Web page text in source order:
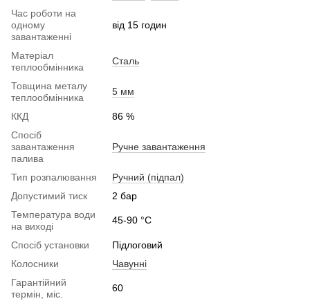
Час роботи на
одному
завантаженні
від 15 годин
Матеріал
теплообмінника
Сталь
Товщина металу
теплообмінника
5 мм
ККД
86 %
Спосіб
завантаження
палива
Ручне завантаження
Тип розпалювання
Ручний (підпал)
Допустимий тиск
2 бар
Температура води
на виході
45-90 °C
Спосіб установки
Підлоговий
Колосники
Чавунні
Гарантійний
термін, міс.
60